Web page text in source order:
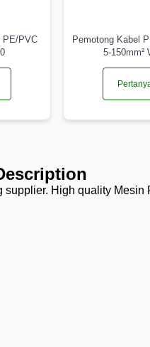
PE/PVC
Pemotong Kabel
5-150mm²
supplier. High quality Mesin